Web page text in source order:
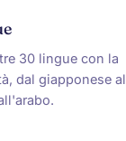
30 lingue con la
dal giapponese al